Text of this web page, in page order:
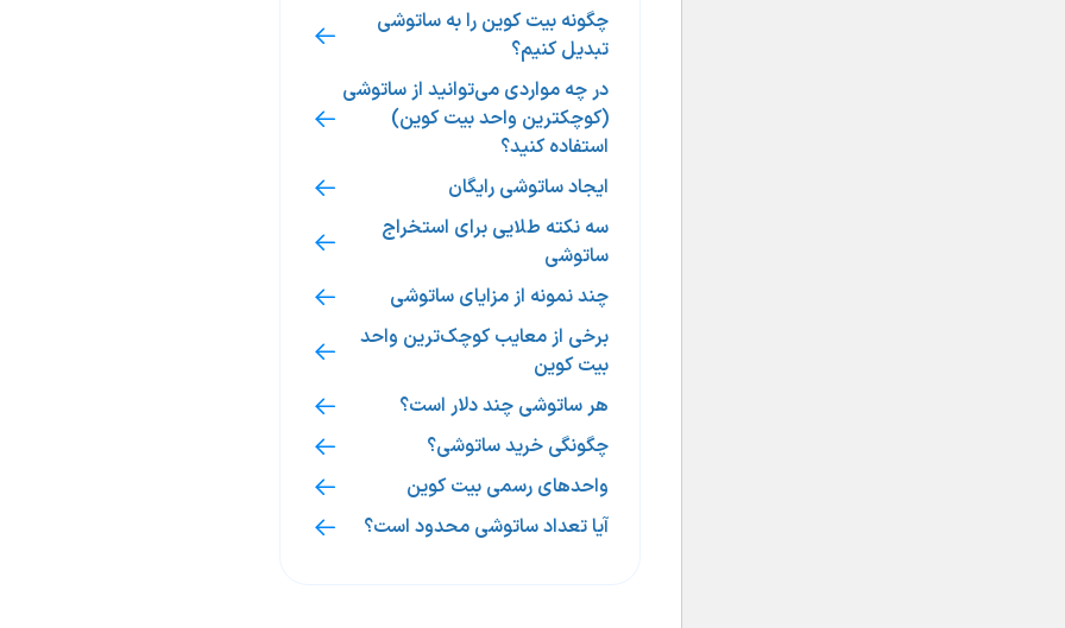
چگونه بیت کوین را به ساتوشی
تبدیل کنیم؟
در چه مواردی می‌توانید از ساتوشی
(کوچکترین واحد بیت کوین)
استفاده کنید؟
ایجاد ساتوشی رایگان
سه نکته طلایی برای استخراج
ساتوشی
چند نمونه از مزایای ساتوشی
برخی از معایب کوچک‌ترین واحد
بیت کوین
هر ساتوشی چند دلار است؟
چگونگی خرید ساتوشی؟
واحدهای رسمی بیت کوین
آیا تعداد ساتوشی محدود است؟